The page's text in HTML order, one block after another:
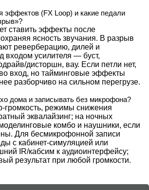
эффектов (FX Loop) и какие педали
ставить эффекты после
ясность звучания. В разрыв
реверберацию, дилей и
входом усилителя — буст,
дисторшн, вау. Если петли нет,
вход, но тайминговые эффекты
разборчиво на сильном перегрузе.
дома и записывать без микрофона?
громкость, режимы снижения
эквалайзинг; на ночных
комбо и наушники, если
Для бесмикрофонной записи
с кабинет-симуляцией или
IR/кабсим к аудиоинтерфейсу;
результат при любой громкости.